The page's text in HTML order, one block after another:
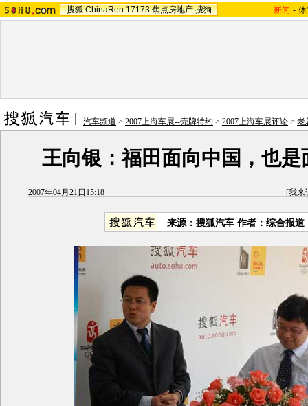
搜狐 ChinaRen 17173 焦点房地产 搜狗 新闻 -
汽车频道 > 2007上海车展--壳牌特约 > 2007上海车展评论 > 老
王向银：福田面向中国，也是
2007年04月21日15:18 [我来
来源：搜狐汽车 作者：综合报道